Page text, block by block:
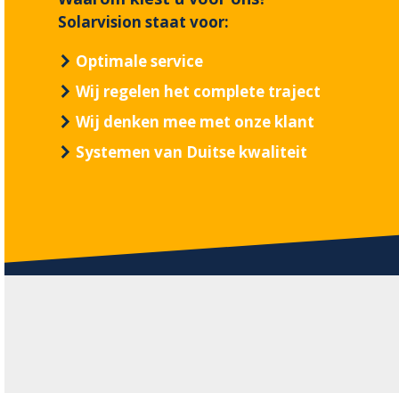
Solarvision staat voor:
Optimale service
Wij regelen het complete traject
Wij denken mee met onze klant
Systemen van Duitse kwaliteit